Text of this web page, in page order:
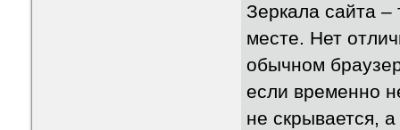
Зеркала сайта –
месте. Нет
обычном
если временно
не скрывается,